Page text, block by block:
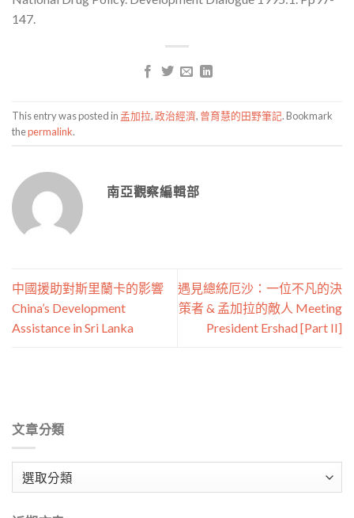
147.
This entry was posted in 孟加拉,政治經濟, 曾育慧的田野筆記. Bookmark
thepermalink.
南亞觀察編輯部
中國援助對斯里蘭卡的影響
China’s Development
Assistance in Sri Lanka
遇見總統厄沙：一位不凡的決
策者 & 孟加拉的敵人 Meeting
President Ershad [Part II]
文章分類